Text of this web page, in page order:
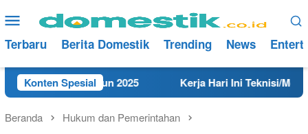
ke
konten
Menu
Mobile
Terbaru Berita Domestik Trending News
Konten Spesial
Tahun 2025 Kerja Hari Ini Teknisi/Mekanik
Beranda Hukum dan Pemerintahan